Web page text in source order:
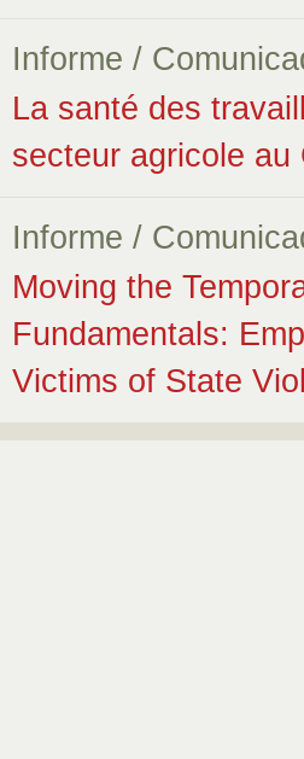
Informe /
La santé des
secteur agricole au
Informe /
Moving the
Fundamentals:
Victims of State